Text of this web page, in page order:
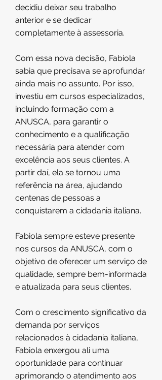
decidiu deixar seu trabalho
anterior e se dedicar
completamente à assessoria.
Com essa nova decisão, Fabiola
sabia que precisava se aprofundar
ainda mais no assunto. Por isso,
investiu em cursos especializados,
incluindo formação com a
ANUSCA, para garantir o
conhecimento e a qualificação
necessária para atender com
excelência aos seus clientes. A
partir daí, ela se tornou uma
referência na área, ajudando
centenas de pessoas a
conquistarem a cidadania italiana.
Fabiola sempre esteve presente
nos cursos da ANUSCA, com o
objetivo de oferecer um serviço de
qualidade, sempre bem-informada
e atualizada para seus clientes.
Com o crescimento significativo da
demanda por serviços
relacionados à cidadania italiana,
Fabiola enxergou ali uma
oportunidade para continuar
aprimorando o atendimento aos